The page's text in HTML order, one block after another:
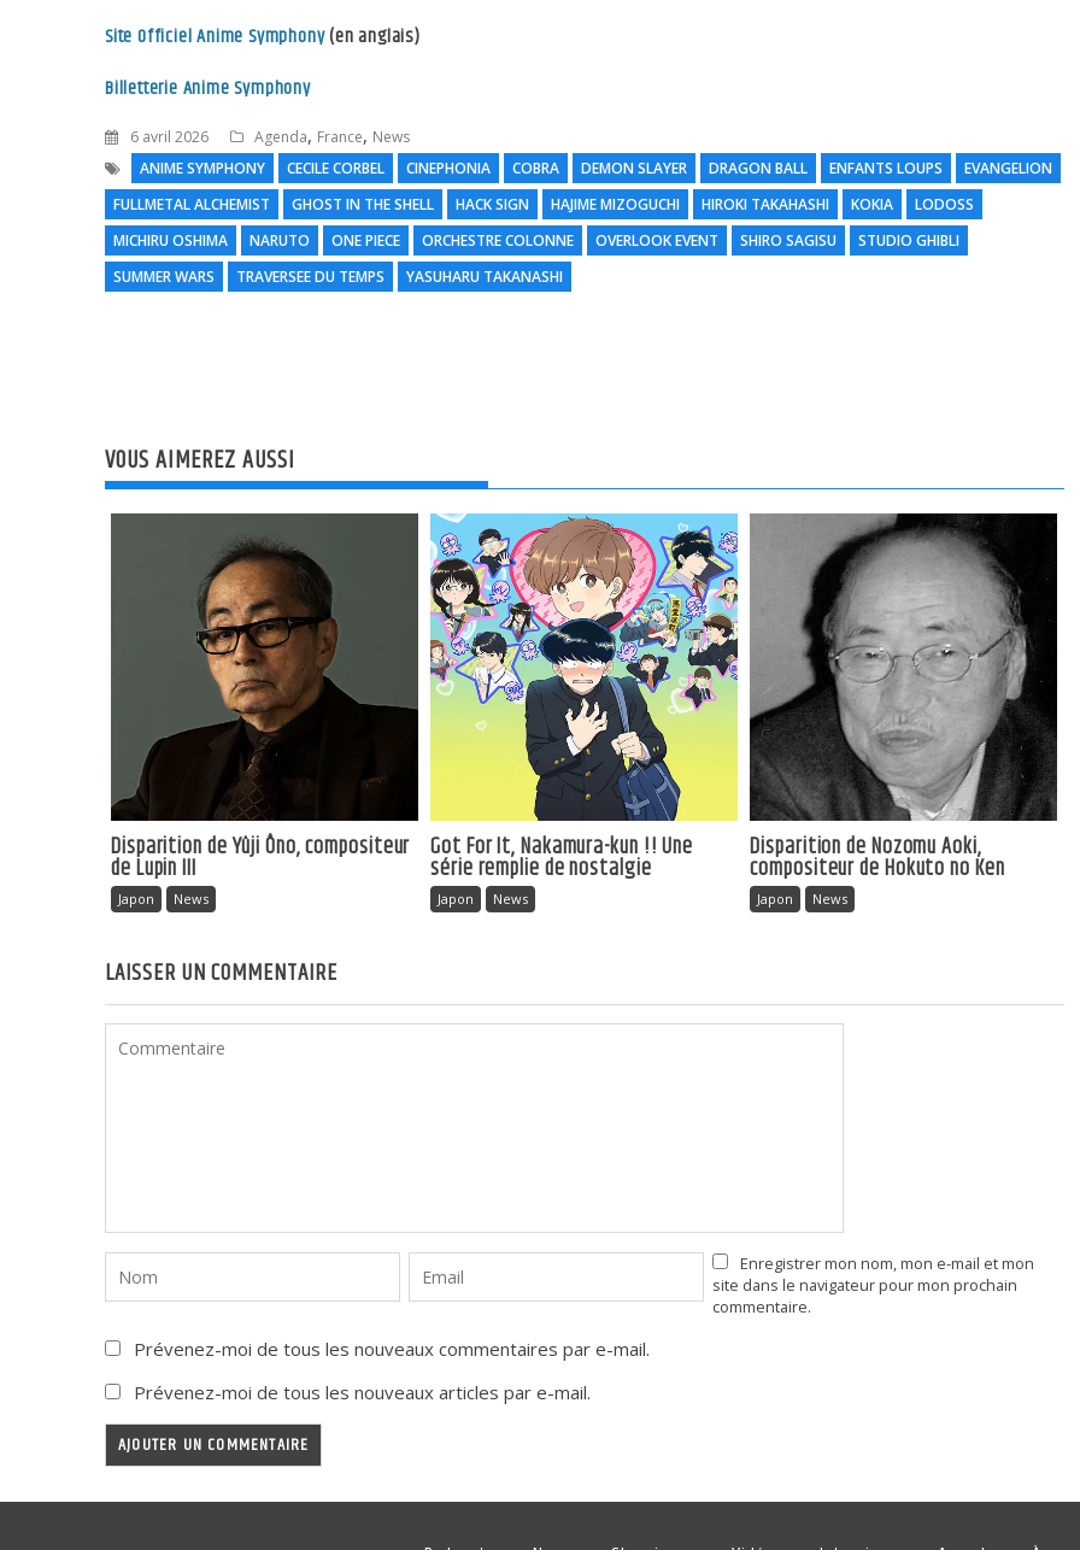
Site Officiel Anime Symphony(en anglais)
Billetterie Anime Symphony
6 avril 2026 Agenda, France, News
ANIME SYMPHONY
CECILE CORBEL CINEPHONIA COBRA DEMON SLAYER DRAGON BALL ENFANTS LOUPS
EVANGELION
FULLMETAL ALCHEMIST
GHOST IN THE SHELL HACK SIGN HAJIME MIZOGUCHI HIROKI TAKAHASHI KOKIA
LODOSS
MICHIRU OSHIMA
NARUTO ONE PIECE ORCHESTRE COLONNE OVERLOOK EVENT SHIRO SAGISU
STUDIO GHIBLI
SUMMER WARS
TRAVERSEE DU TEMPS YASUHARU TAKANASHI
VOUS AIMEREZ AUSSI
Disparition de Yûji Ôno, compositeur
de Lupin III
Japon News
Got For It, Nakamura-kun !! Une
série remplie de nostalgie
Japon News
Disparition de Nozomu Aoki,
compositeur de Hokuto no Ken
Japon News
LAISSER UN COMMENTAIRE
Enregistrer mon nom, mon e-mail et mon
site dans le navigateur pour mon prochain
commentaire.
Prévenez-moi de tous les nouveaux commentaires par e-mail.
Prévenez-moi de tous les nouveaux articles par e-mail.